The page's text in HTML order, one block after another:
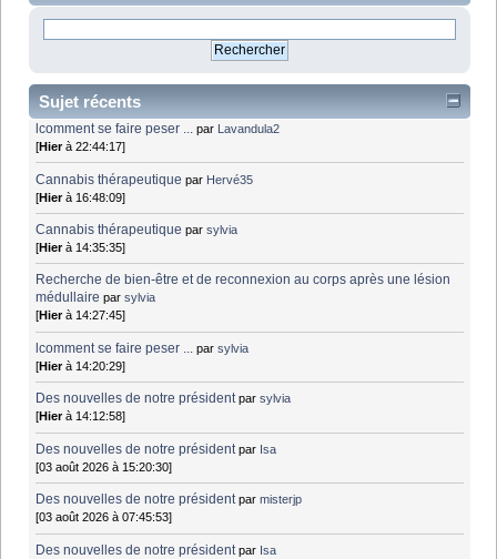
Sujet récents
lcomment se faire peser ... par Lavandula2
[Hierà 22:44:17]
Cannabis thérapeutique par Hervé35
[Hierà 16:48:09]
Cannabis thérapeutique parsylvia
[Hierà 14:35:35]
Recherche de bien-être et de reconnexion au corps après une lésion
médullaire parsylvia
[Hierà 14:27:45]
lcomment se faire peser ... parsylvia
[Hierà 14:20:29]
Des nouvelles de notre président parsylvia
[Hierà 14:12:58]
Des nouvelles de notre président par Isa
[03 août 2026 à 15:20:30]
Des nouvelles de notre président parmisterjp
[03 août 2026 à 07:45:53]
Des nouvelles de notre président par Isa